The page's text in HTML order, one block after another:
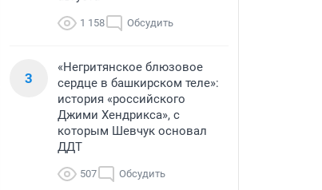
1 158 Обсудить
3
«Негритянское блюзовое
сердце в башкирском теле»:
история «российского
Джими Хендрикса», с
которым Шевчук основал
ДДТ
507 Обсудить